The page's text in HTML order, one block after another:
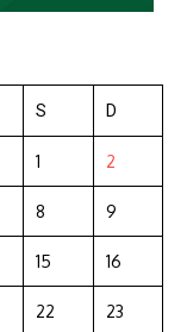
S D
1 2
8 9
15 16
22 23